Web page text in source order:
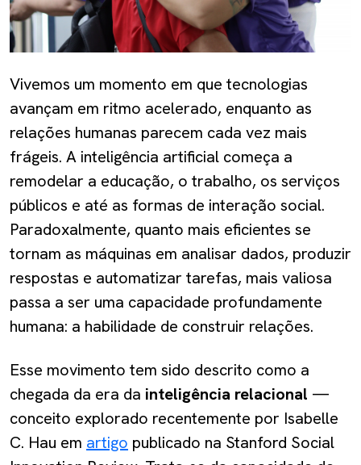
Vivemos um momento em que tecnologias
avançam em ritmo acelerado, enquanto as
relações humanas parecem cada vez mais
frágeis. A inteligência artificial começa a
remodelar a educação, o trabalho, os serviços
públicos e até as formas de interação social.
Paradoxalmente, quanto mais eficientes se
tornam as máquinas em analisar dados, produzir
respostas e automatizar tarefas, mais valiosa
passa a ser uma capacidade profundamente
humana: a habilidade de construir relações.
Esse movimento tem sido descrito como a
chegada da era da inteligência relacional —
conceito explorado recentemente por Isabelle
C. Hau em artigo publicado na Stanford Social